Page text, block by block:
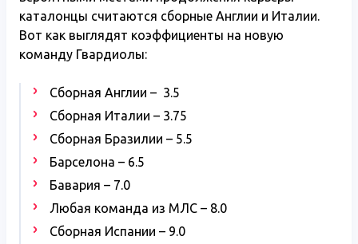
каталонцы считаются сборные Англии и Италии.
Вот как выглядят коэффициенты на новую
команду Гвардиолы:
Сборная Англии – 3.5
Сборная Италии – 3.75
Сборная Бразилии – 5.5
Барселона – 6.5
Бавария – 7.0
Любая команда из МЛС – 8.0
Сборная Испании – 9.0